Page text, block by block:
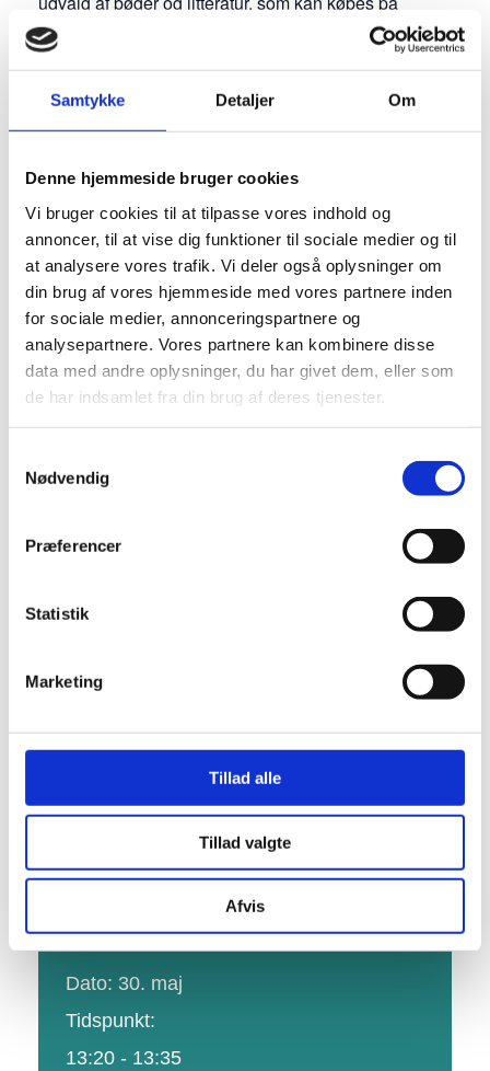
Samtykke Detaljer Om
Denne hjemmeside bruger cookies
Vi bruger cookies til at tilpasse vores indhold og
annoncer, til at vise dig funktioner til sociale medier og til
at analysere vores trafik. Vi deler også oplysninger om
din brug af vores hjemmeside med vores partnere inden
for sociale medier, annonceringspartnere og
analysepartnere. Vores partnere kan kombinere disse
data med andre oplysninger, du har givet dem, eller som
de har indsamlet fra din brug af deres tjenester.
Nødvendig
Præferencer
Statistik
Marketing
Tillad alle
Tillad valgte
Afvis
dagen. Her vil der være rig mulighed for at opdage
nye litterære stemmer og støtte lokale forfatterskaber,
fagbøger og historiske værker. Der vil desuden være
et særligt fokus på bøger om Sønderjyllands særlige
historie, skrevet af forfattere fra nær og fjern.
Begivenheden foregår her:
Biblioteket Sønderborg
, Nørre Havnegade 15, 6400, Sønderborg
Læs mere om eventet og køb en evt. billet her.
Denne begivenhed er allerede
DETALJER
Dato: 30. maj
Tidspunkt:
13:20 - 13:35